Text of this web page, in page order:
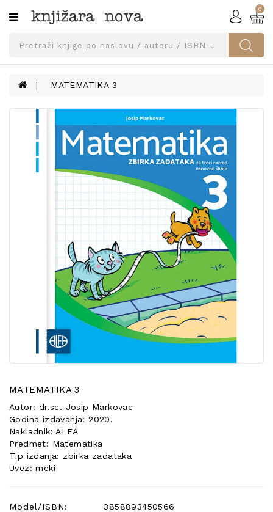
Kategorije
SVEUČILIŠNA
UDŽBENICI
KNJIGE
PRIBOR
OPREMA
POSEBNA
0
MATEMATIKA 3
MATEMATIKA 3
Autor: dr.sc. Josip Markovac
Godina izdavanja: 2020.
Nakladnik: ALFA
Predmet: Matematika
Tip izdanja: zbirka zadataka
Uvez: meki
Model/ISBN:
3858893450566